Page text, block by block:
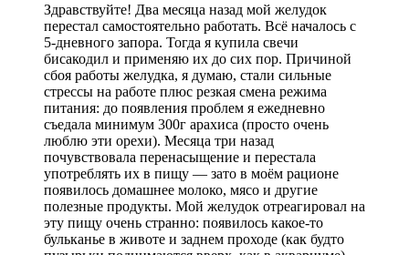
Здравствуйте! Два месяца назад мой желудок
перестал самостоятельно работать. Всё началось с
5-дневного запора. Тогда я купила свечи
бисакодил и применяю их до сих пор. Причиной
сбоя работы желудка, я думаю, стали сильные
стрессы на работе плюс резкая смена режима
питания: до появления проблем я ежедневно
съедала минимум 300г арахиса (просто очень
люблю эти орехи). Месяца три назад
почувствовала перенасыщение и перестала
употреблять их в пищу — зато в моём рационе
появилось домашнее молоко, мясо и другие
полезные продукты. Мой желудок отреагировал на
эту пищу очень странно: появилось какое-то
бульканье в животе и заднем проходе (как будто